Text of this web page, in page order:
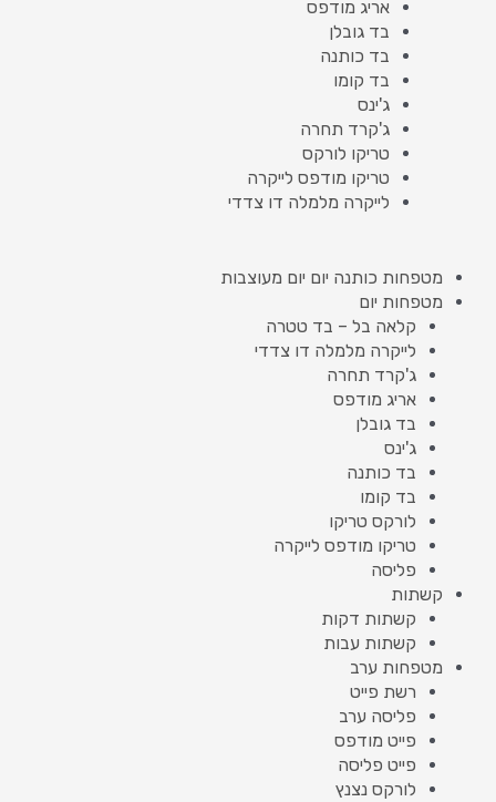
אריג מודפס
בד גובלן
בד כותנה
בד קומו
ג'ינס
ג'קרד תחרה
טריקו לורקס
טריקו מודפס לייקרה
לייקרה מלמלה דו צדדי
מטפחות כותנה יום יום מעוצבות
מטפחות יום
קלאה בל – בד טטרה
לייקרה מלמלה דו צדדי
ג'קרד תחרה
אריג מודפס
בד גובלן
ג'ינס
בד כותנה
בד קומו
לורקס טריקו
טריקו מודפס לייקרה
פליסה
קשתות
קשתות דקות
קשתות עבות
מטפחות ערב
רשת פייט
פליסה ערב
פייט מודפס
פייט פליסה
לורקס נצנץ